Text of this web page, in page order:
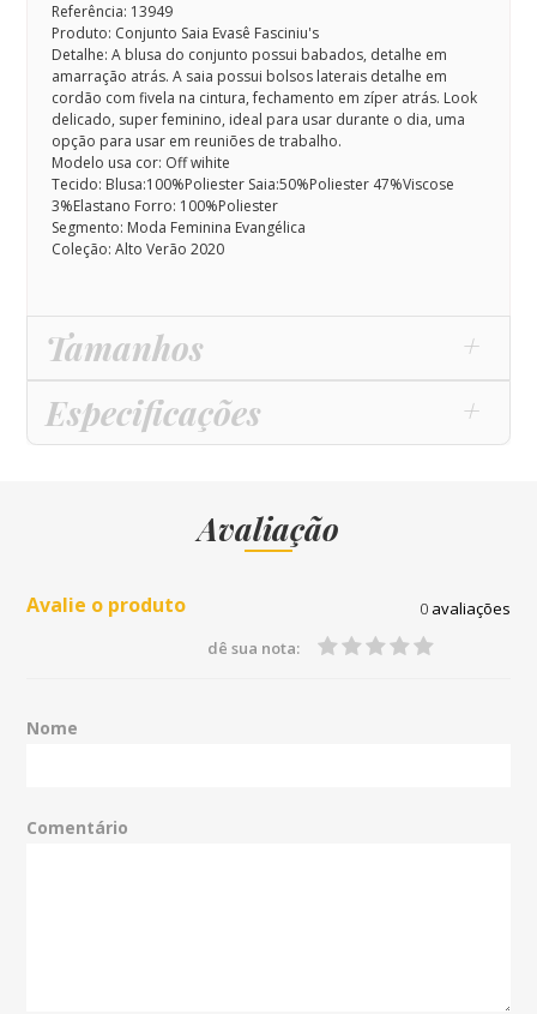
Referência: 13949
Produto: Conjunto Saia Evasê Fasciniu's
Detalhe: A blusa do conjunto possui babados, detalhe em
amarração atrás. A saia possui bolsos laterais detalhe em
cordão com fivela na cintura, fechamento em zíper atrás. Look
delicado, super feminino, ideal para usar durante o dia, uma
opção para usar em reuniões de trabalho.
Modelo usa cor: Off wihite
Tecido: Blusa:100%Poliester Saia:50%Poliester 47%Viscose
3%Elastano Forro: 100%Poliester
Segmento: Moda Feminina Evangélica
Coleção: Alto Verão 2020
Tamanhos
Especificações
Avaliação
Avalie o produto 0avaliações
dê sua nota:
Nome
Comentário